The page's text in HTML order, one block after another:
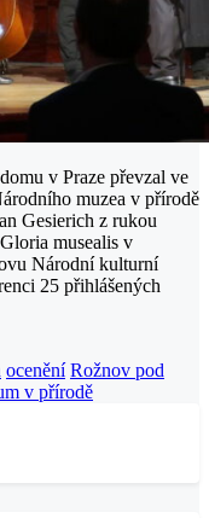
v Praze převzal ve
muzea v přírodě
Gesierich z rukou
musealis v
Národní kulturní
25 přihlášených
ocenění Rožnov pod
v přírodě